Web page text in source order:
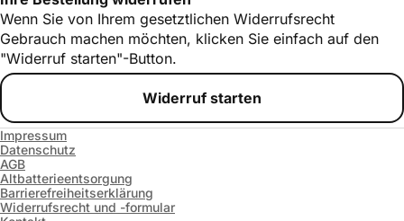
Wenn Sie von Ihrem gesetztlichen Widerrufsrecht
Gebrauch machen möchten, klicken Sie einfach auf den
"Widerruf starten"-Button.
Widerruf starten
Impressum
Datenschutz
AGB
Altbatterieentsorgung
Barrierefreiheitserklärung
Widerrufsrecht und -formular